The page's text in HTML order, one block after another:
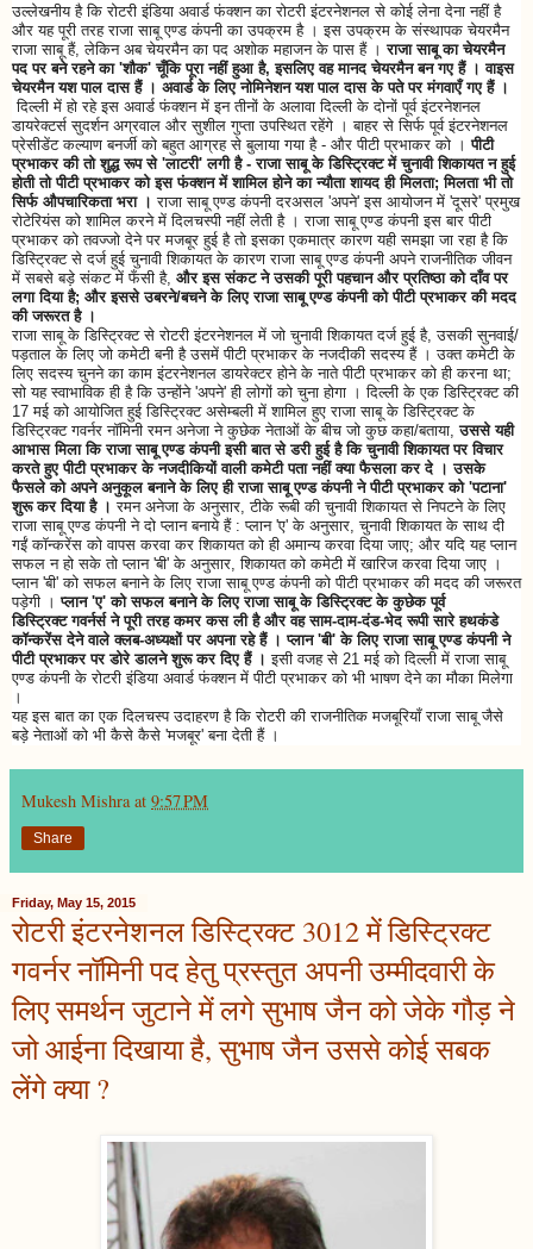
उल्लेखनीय है कि रोटरी इंडिया अवार्ड फंक्शन का रोटरी इंटरनेशनल से कोई लेना देना नहीं है
और यह पूरी तरह राजा साबू एण्ड कंपनी का उपक्रम है । इस उपक्रम के संस्थापक चेयरमैन
राजा साबू हैं, लेकिन अब चेयरमैन का पद अशोक महाजन के पास हैं ।राजा साबू का चेयरमैन
पद पर बने रहने का 'शौक' चूँकि पूरा नहीं हुआ है, इसलिए वह मानद चेयरमैन बन गए हैं । वाइस
चेयरमैन यश पाल दास हैं । अवार्ड के लिए नोमिनेशन यश पाल दास के पते पर मंगवाएँ गए हैं ।
दिल्ली में हो रहे इस अवार्ड फंक्शन में इन तीनों के अलावा दिल्ली के दोनों पूर्व इंटरनेशनल
डायरेक्टर्स सुदर्शन अग्रवाल और सुशील गुप्ता उपस्थित रहेंगे । बाहर से सिर्फ पूर्व इंटरनेशनल
प्रेसीडेंट कल्याण बनर्जी को बहुत आग्रह से बुलाया गया है - और पीटी प्रभाकर को ।पीटी
प्रभाकर की तो शुद्ध रूप से 'लाटरी' लगी है - राजा साबू के डिस्ट्रिक्ट में चुनावी शिकायत न हुई
होती तो पीटी प्रभाकर को इस फंक्शन में शामिल होने का न्यौता शायद ही मिलता; मिलता भी तो
सिर्फ औपचारिकता भरा । राजा साबू एण्ड कंपनी दरअसल 'अपने' इस आयोजन में 'दूसरे' प्रमुख
रोटेरियंस को शामिल करने में दिलचस्पी नहीं लेती है । राजा साबू एण्ड कंपनी इस बार पीटी
प्रभाकर को तवज्जो देने पर मजबूर हुई है तो इसका एकमात्र कारण यही समझा जा रहा है कि
डिस्ट्रिक्ट से दर्ज हुई चुनावी शिकायत के कारण राजा साबू एण्ड कंपनी अपने राजनीतिक जीवन
में सबसे बड़े संकट में फँसी है, और इस संकट ने उसकी पूरी पहचान और प्रतिष्ठा को दाँव पर
लगा दिया है; और इससे उबरने/बचने के लिए राजा साबू एण्ड कंपनी को पीटी प्रभाकर की मदद
की जरूरत है ।
राजा साबू के डिस्ट्रिक्ट से रोटरी इंटरनेशनल में जो चुनावी शिकायत दर्ज हुई है, उसकी सुनवाई/
पड़ताल के लिए जो कमेटी बनी है उसमें पीटी प्रभाकर के नजदीकी सदस्य हैं । उक्त कमेटी के
लिए सदस्य चुनने का काम इंटरनेशनल डायरेक्टर होने के नाते पीटी प्रभाकर को ही करना था;
सो यह स्वाभाविक ही है कि उन्होंने 'अपने' ही लोगों को चुना होगा । दिल्ली के एक डिस्ट्रिक्ट की
17 मई को आयोजित हुई डिस्ट्रिक्ट असेम्बली में शामिल हुए राजा साबू के डिस्ट्रिक्ट के
डिस्ट्रिक्ट गवर्नर नॉमिनी रमन अनेजा ने कुछेक नेताओं के बीच जो कुछ कहा/बताया,उससे यही
आभास मिला कि राजा साबू एण्ड कंपनी इसी बात से डरी हुई है कि चुनावी शिकायत पर विचार
करते हुए पीटी प्रभाकर के नजदीकियों वाली कमेटी पता नहीं क्या फैसला कर दे । उसके
फैसले को अपने अनुकूल बनाने के लिए ही राजा साबू एण्ड कंपनी ने पीटी प्रभाकर को 'पटाना'
शुरू कर दिया है । रमन अनेजा के अनुसार, टीके रूबी की चुनावी शिकायत से निपटने के लिए
राजा साबू एण्ड कंपनी ने दो प्लान बनाये हैं : प्लान 'ए' के अनुसार, चुनावी शिकायत के साथ दी
गईं कॉन्करेंस को वापस करवा कर शिकायत को ही अमान्य करवा दिया जाए; और यदि यह प्लान
सफल न हो सके तो प्लान 'बी' के अनुसार, शिकायत को कमेटी में खारिज करवा दिया जाए ।
प्लान 'बी' को सफल बनाने के लिए राजा साबू एण्ड कंपनी को पीटी प्रभाकर की मदद की जरूरत
पड़ेगी ।प्लान 'ए' को सफल बनाने के लिए राजा साबू के डिस्ट्रिक्ट के कुछेक पूर्व
डिस्ट्रिक्ट गवर्नर्स ने पूरी तरह कमर कस ली है और वह साम-दाम-दंड-भेद रूपी सारे हथकंडे
कॉन्करेंस देने वाले क्लब-अध्यक्षों पर अपना रहे हैं । प्लान 'बी' के लिए राजा साबू एण्ड कंपनी ने
पीटी प्रभाकर पर डोरे डालने शुरू कर दिए हैं । इसी वजह से 21 मई को दिल्ली में राजा साबू
एण्ड कंपनी के रोटरी इंडिया अवार्ड फंक्शन में पीटी प्रभाकर को भी भाषण देने का मौका मिलेगा
।
यह इस बात का एक दिलचस्प उदाहरण है कि रोटरी की राजनीतिक मजबूरियाँ राजा साबू जैसे
बड़े नेताओं को भी कैसे कैसे 'मजबूर' बना देती हैं ।
Mukesh Mishra at 9:57 PM
Share
Friday, May 15, 2015
रोटरी इंटरनेशनल डिस्ट्रिक्ट 3012 में डिस्ट्रिक्ट
गवर्नर नॉमिनी पद हेतु प्रस्तुत अपनी उम्मीदवारी के
लिए समर्थन जुटाने में लगे सुभाष जैन को जेके गौड़ ने
जो आईना दिखाया है, सुभाष जैन उससे कोई सबक
लेंगे क्या ?